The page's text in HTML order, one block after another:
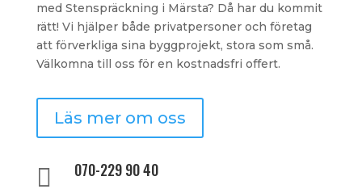
med Stenspräckning i Märsta? Då har du kommit
rätt! Vi hjälper både privatpersoner och företag
att förverkliga sina byggprojekt, stora som små.
Välkomna till oss för en kostnadsfri offert.
Läs mer om oss
 070-229 90 40